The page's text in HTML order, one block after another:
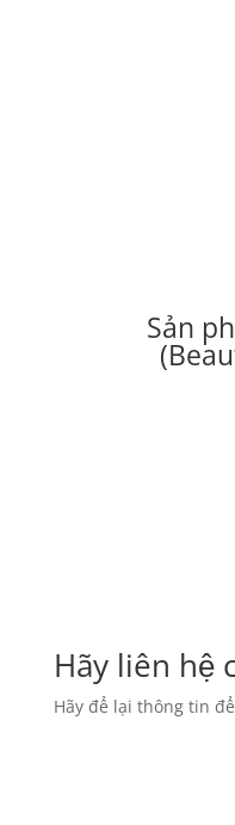
Sản
Hãy liên hệ
Hãy để lại thông tin